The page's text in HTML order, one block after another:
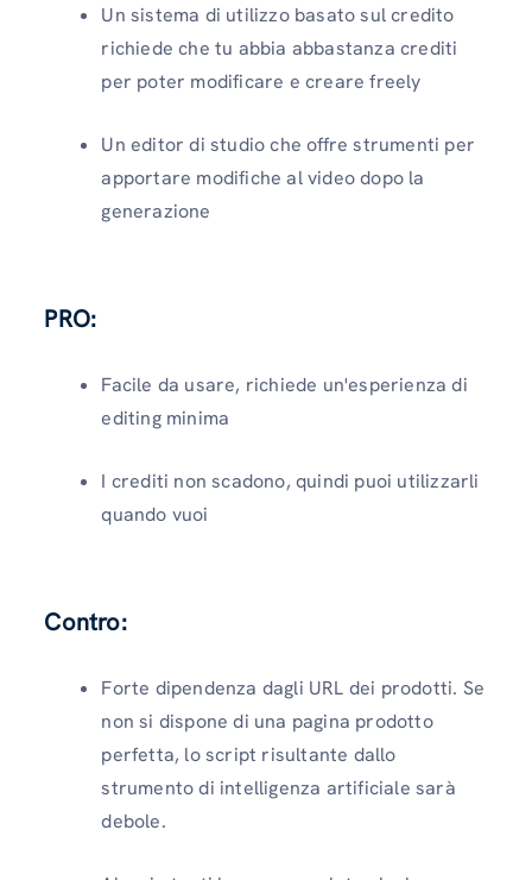
Un sistema di utilizzo basato sul credito
richiede che tu abbia abbastanza crediti
per poter modificare e creare freely
Un editor di studio che offre strumenti per
apportare modifiche al video dopo la
generazione
PRO:
Facile da usare, richiede un'esperienza di
editing minima
I crediti non scadono, quindi puoi utilizzarli
quando vuoi
Contro:
Forte dipendenza dagli URL dei prodotti. Se
non si dispone di una pagina prodotto
perfetta, lo script risultante dallo
strumento di intelligenza artificiale sarà
debole.